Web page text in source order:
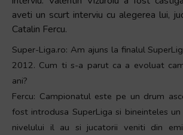
„Ctrl
Această
comandă
rapidă
activează
cititorul
aveti un scurt interviu cu alegerea lui,
Catalin Fercu.
Super-Liga.ro: Am ajuns la finalul
2012. Cum ti s-a parut ca a evoluat
ani?
Fercu: Campionatul este pe un drum
fost introdusa SuperLiga si bineinteles
nivelului il au si jucatorii veniti din